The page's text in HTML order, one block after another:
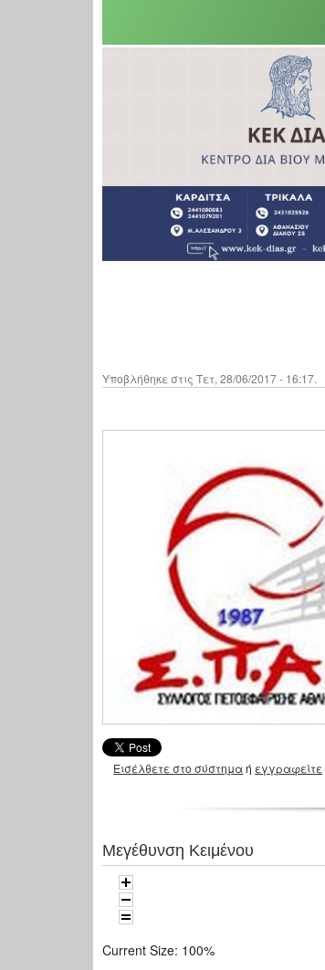
Υποβλήθηκε στις Τετ, 28/06/2017 - 16:17.
Εισέλθετε στο σύστημαή εγγραφείτε
Μεγέθυνση Κειμένου
Current Size: 100%